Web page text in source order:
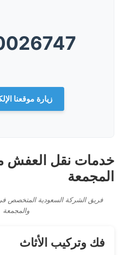
زيارة موقعنا
خدمات نقل العفش
المجمعة
فريق الشركة السعودية المتخصص
والمجمعة
فك وتركيب الأثاث